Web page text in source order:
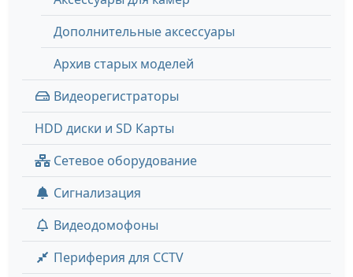
Дополнительные аксессуары
Архив старых моделей
Видеорегистраторы
HDD диски и SD Карты
Сетевое оборудование
Сигнализация
Видеодомофоны
Периферия для CCTV